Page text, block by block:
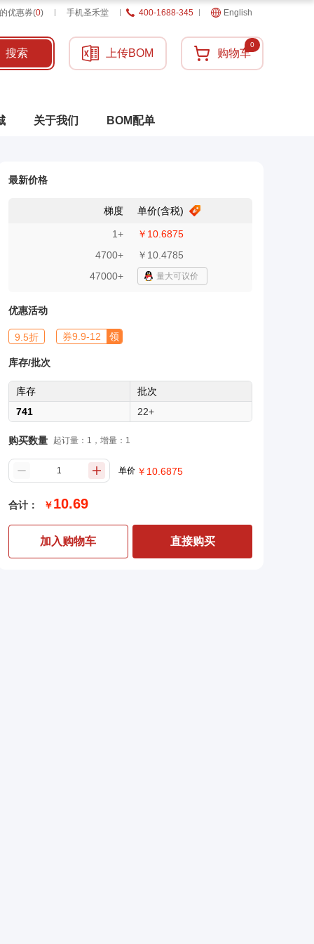
优惠券(0) 手机圣禾堂 400-1688-345 English
搜索 上传BOM 购物车
0
关于我们 BOM配单
最新价格
梯度 单价(含税)
1+
￥10.6875
4700+
￥10.4785
47000+
量大可议价
优惠活动
9.5折 券9.9-12 领
库存/批次
库存
批次
741
22+
购买数量 起订量：1，增量：1
单价 ￥ 10.6875
合计： ￥10.69
加入购物车 直接购买